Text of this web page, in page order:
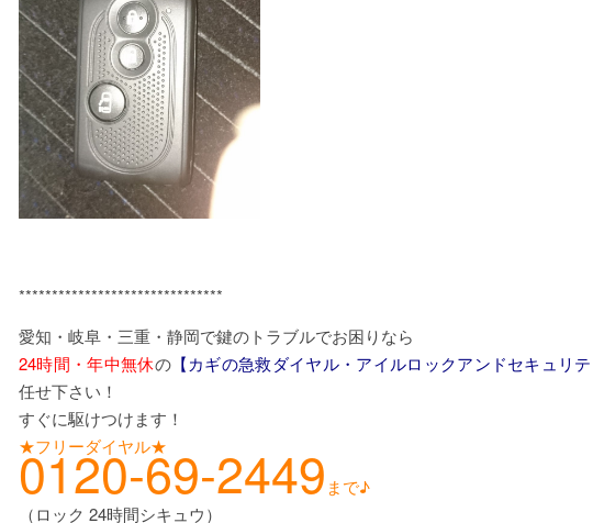
*******************************
愛知・岐阜・三重・静岡で鍵のトラブルでお困りなら
24時間・年中無休の【カギの急救ダイヤル・アイルロックアンドセキュリ
任せ下さい！
すぐに駆けつけます！
★フリーダイヤル★
0120-69-2449 まで♪
（ロック 24時間シキュウ）